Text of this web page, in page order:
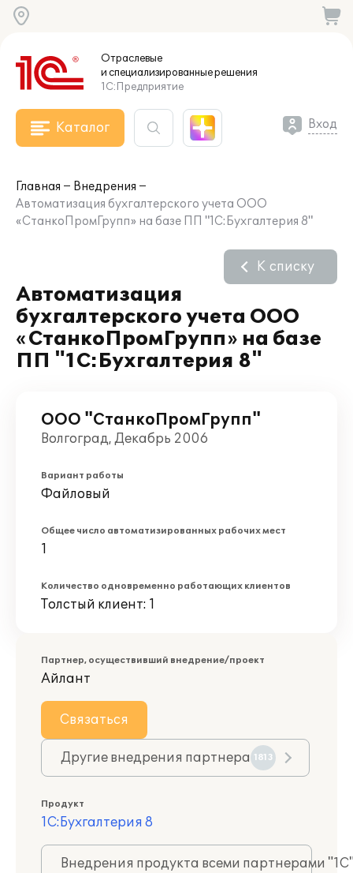
Отраслевые
и специализированныерешения
1С:Предприятие
Каталог Вход
Главная
Внедрения
Автоматизация бухгалтерского учета ООО
«СтанкоПромГрупп» на базе ПП "1С:Бухгалтерия 8"
Автоматизация
бухгалтерского учета ООО
«СтанкоПромГрупп» на базе
ПП "1С:Бухгалтерия 8"
К списку
ООО "СтанкоПромГрупп"
Волгоград, Декабрь 2006
Вариант работы
Файловый
Общее число автоматизированных рабочих мест
1
Количество одновременно работающих клиентов
Толстый клиент: 1
Партнер, осуществивший внедрение/проект
Айлант
Связаться
Другие внедрения партнера 1813
Продукт
1С:Бухгалтерия 8
Внедрения продукта всеми партнерами